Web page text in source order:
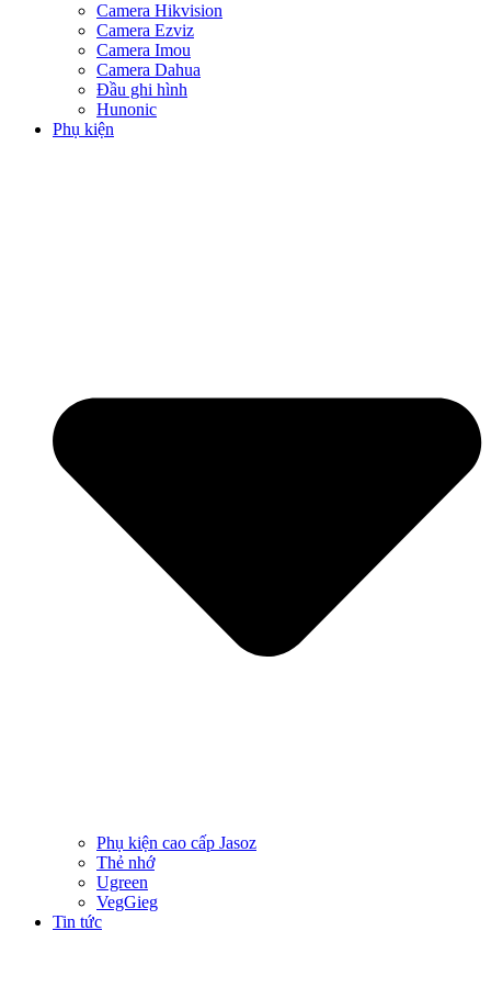
Camera Hikvision
Camera Ezviz
Camera Imou
Camera Dahua
Đầu ghi hình
Hunonic
Phụ kiện
Phụ kiện cao cấp Jasoz
Thẻ nhớ
Ugreen
VegGieg
Tin tức